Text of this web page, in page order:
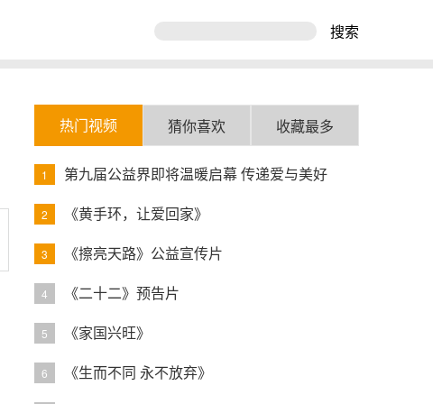
搜索
热门视频 猜你喜欢 收藏最多
1 第九届公益界即将温暖启幕 传递爱与美好
2 《黄手环，让爱回家》
3 《擦亮天路》公益宣传片
4 《二十二》预告片
5 《家国兴旺》
6
《生而不同 永不放弃》